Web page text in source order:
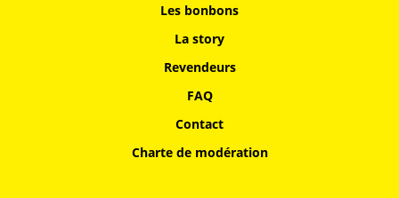
Les bonbons
La story
Revendeurs
FAQ
Contact
Charte de modération